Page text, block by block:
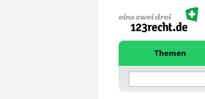
Themen